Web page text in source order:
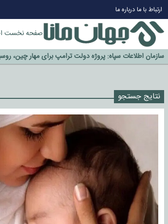
ارتباط با مادرباره ما
صفحه نخست
چرا طلا دوباره افزایشی شد؟
گزینه جدایی اوسمار روی میز مدیران پرسپولیس
آیا رئیس جمهور آمریکا قانون را دور می‌زند؟
اخراج رسمی چهره نامدار از پرسپولیس
سازمان اطلاعات سپاه: پروژه دولت ترامپ برای مهار چین،
نتایج جستجو